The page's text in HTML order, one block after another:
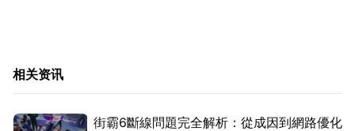
相关资讯
街霸6斷線問題完全解析：從成因到網路優化